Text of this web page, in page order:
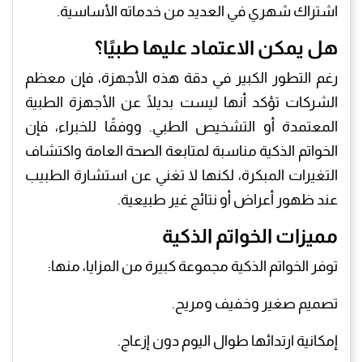
اشتراك شهري في العديد من خدماته الأساسية.
هل يمكن الاعتماد عليها طبيًا؟
رغم التطور الكبير في دقة هذه الأجهزة، فإن معظم
الشركات تؤكد أنها ليست بديلًا عن الأجهزة الطبية
المعتمدة أو التشخيص الطبي. ووفقًا للخبراء، فإن
الخواتم الذكية مناسبة لمتابعة الصحة العامة واكتشاف
التغيرات المبكرة، لكنها لا تغني عن استشارة الطبيب
عند ظهور أعراض أو نتائج غير طبيعية.
مميزات الخواتم الذكية
توفر الخواتم الذكية مجموعة كبيرة من المزايا، منها:
تصميم صغير وخفيف ومريح.
إمكانية ارتدائها طوال اليوم دون إزعاج.